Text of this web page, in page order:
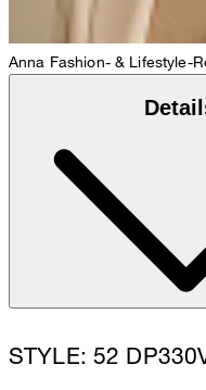
Anna Fashion- & Lifestyle-
STYLE: 52